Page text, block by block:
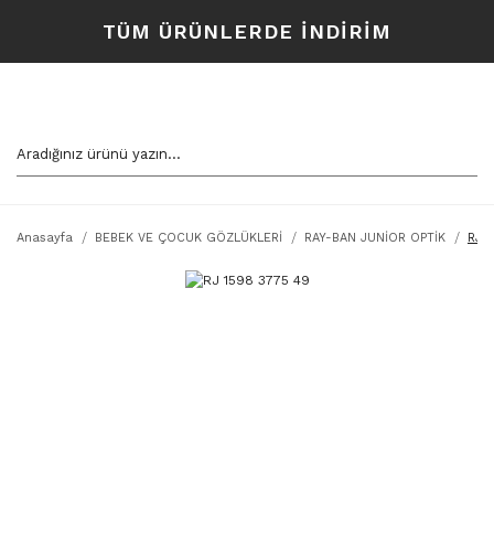
TÜM ÜRÜNLERDE İNDİRİM
Anasayfa BEBEK VE ÇOCUK GÖZLÜKLERİ RAY-BAN JUNİOR OPTİK RJ